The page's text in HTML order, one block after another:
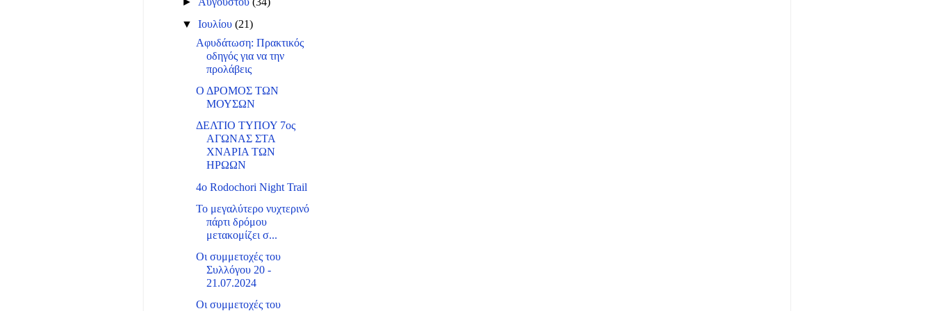
▼Ιουλίου(21)
Αφυδάτωση: Πρακτικός
οδηγός για να την
προλάβεις
Ο ΔΡΟΜΟΣ ΤΩΝ
ΜΟΥΣΩΝ
ΔΕΛΤΙΟ ΤΥΠΟΥ 7ος
ΑΓΩΝΑΣ ΣΤΑ
ΧΝΑΡΙΑ ΤΩΝ
ΗΡΩΩΝ
4o Rodochori Night Trail
Το μεγαλύτερο νυχτερινό
πάρτι δρόμου
μετακομίζει σ...
Οι συμμετοχές του
Συλλόγου 20 -
21.07.2024
Οι συμμετοχές του